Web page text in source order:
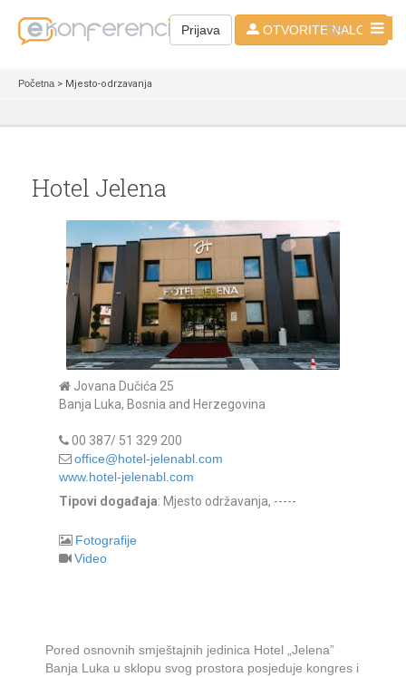
Prijava OTVORITE NALOG
BS
Početna > Mjesto-odrzavanja
Hotel Jelena
Jovana Dučića 25
Banja Luka, Bosnia and Herzegovina
00 387/ 51 329 200
office@hotel-jelenabl.com
www.hotel-jelenabl.com
Tipovi događaja: Mjesto održavanja, -----
Fotografije
Video
Pored osnovnih smještajnih jedinica Hotel „Jelena”
Banja Luka u sklopu svog prostora posjeduje kongres i